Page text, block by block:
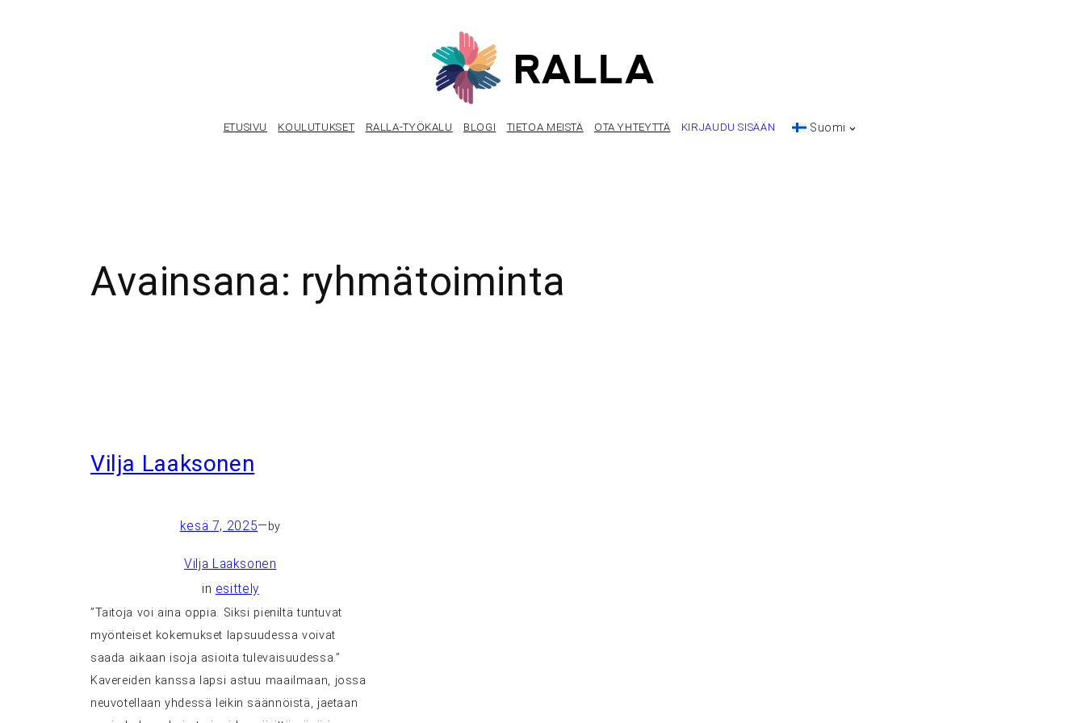
ETUSIVU KOULUTUKSET RALLA-TYÖKALU BLOGI TIETOA MEISTÄ OTA YHTEYTTÄ KIRJAUDU SISÄÄN Suomi
Avainsana: ryhmätoiminta
Vilja Laaksonen
kesä 7, 2025—by
Vilja Laaksonen
in esittely
”Taitoja voi aina oppia. Siksi pieniltä tuntuvat
myönteiset kokemukset lapsuudessa voivat
saada aikaan isoja asioita tulevaisuudessa.”
Kavereiden kanssa lapsi astuu maailmaan, jossa
neuvotellaan yhdessä leikin säännöistä, jaetaan